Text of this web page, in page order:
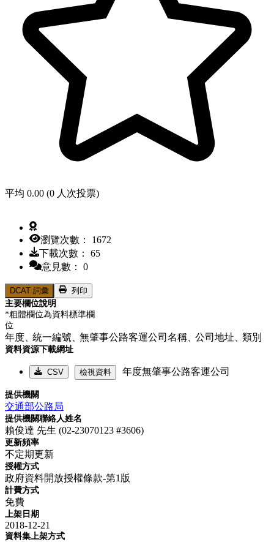
平均 0.00 (0 人次投票)
瀏覽次數： 1672
下載次數： 65
意見數： 0
DCAT 詞彙
列印
主要欄位說明
*粗體欄位為資料標準欄
位
年度、統一編號、無肇事公路客運公司名稱、公司地址、類別
資料資源下載網址
CSV 檢視資料 年度無肇事公路客運公司
提供機關
交通部公路局
提供機關聯絡人姓名
賴俊達 先生 (02-23070123 #3606)
更新頻率
不定期更新
授權方式
政府資料開放授權條款-第1版
計費方式
免費
上架日期
2018-12-21
資料集上架方式